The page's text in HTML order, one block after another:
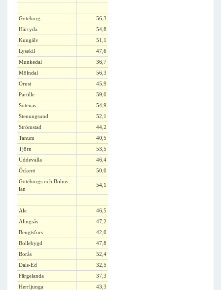
Göteborg
56,3
Härryda
54,8
Kungälv
51,1
Lysekil
47,6
Munkedal
36,7
Mölndal
56,3
Orust
45,9
Partille
59,0
Sotenäs
54,9
Stenungsund
52,1
Strömstad
44,2
Tanum
40,5
Tjörn
53,5
Uddevalla
46,4
Öckerö
50,0
Göteborgs och Bohus
län
54,1
Ale
46,5
Alingsås
47,2
Bengtsfors
42,0
Bollebygd
47,8
Borås
52,4
Dals-Ed
32,5
Färgelanda
37,3
Herrljunga
43,3